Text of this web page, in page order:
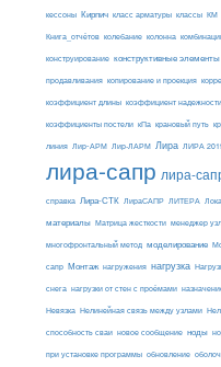
кессоны Кирпич класс арматуры классы КМ
Книга_отчётов колебание колонна
конструирование конструктивные элементы
продавливания копирование и проекция
коэффициент длины коэффициент
коэффициенты постели кПа крановый путь
линия Лир-АРМ Лир-ЛАРМ Лира ЛИРА
лира-сапр лира-
справка Лира-СТК ЛираСАПР ЛИТЕРА
материалы Матрица жесткости менеджер
многофронтальный метод моделирование
сапр Монтаж нагружения нагрузка
снега нагрузки от стен с проёмами
Невязка Нелинейная связь между узлами
способность сваи новое сообщение ноды
при установке программы обновление